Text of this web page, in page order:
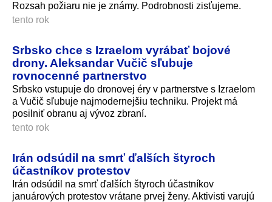
Rozsah požiaru nie je známy. Podrobnosti zisťujeme.
tento rok
Srbsko chce s Izraelom vyrábať bojové
drony. Aleksandar Vučič sľubuje
rovnocenné partnerstvo
Srbsko vstupuje do dronovej éry v partnerstve s Izraelom
a Vučič sľubuje najmodernejšiu techniku. Projekt má
posilniť obranu aj vývoz zbraní.
tento rok
Irán odsúdil na smrť ďalších štyroch
účastníkov protestov
Irán odsúdil na smrť ďalších štyroch účastníkov
januárových protestov vrátane prvej ženy. Aktivisti varujú